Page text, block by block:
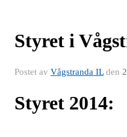
Styret i
Postet av Vågstranda ILden
Styret 2014: